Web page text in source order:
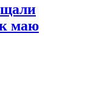
маю